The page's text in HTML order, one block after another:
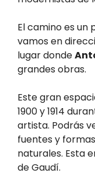
El camino es un
vamos en
lugar donde
grandes obras.
Este gran
1900 y 1914
artista. Podrás
fuentes y
naturales. Esta
de Gaudí.